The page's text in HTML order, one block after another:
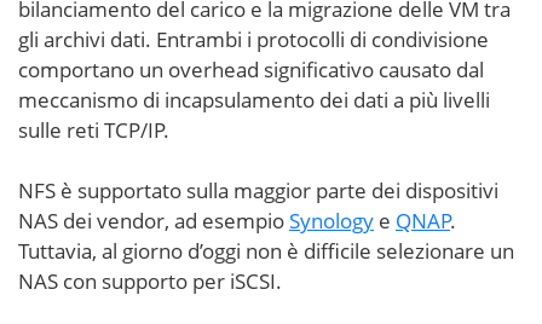
bilanciamento del carico e la migrazione delle VM tra
gli archivi dati. Entrambi i protocolli di condivisione
comportano un overhead significativo causato dal
meccanismo di incapsulamento dei dati a più livelli
sulle reti TCP/IP.
NFS è supportato sulla maggior parte dei dispositivi
NAS dei vendor, ad esempioSynology e QNAP.
Tuttavia, al giorno d’oggi non è difficile selezionare un
NAS con supporto per iSCSI.